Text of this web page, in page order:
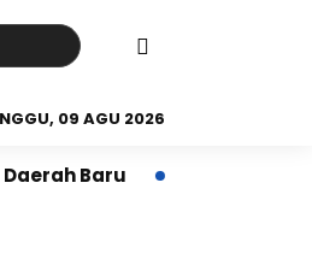
09 AGU 2026
Babinsa Koramil 05/Dua